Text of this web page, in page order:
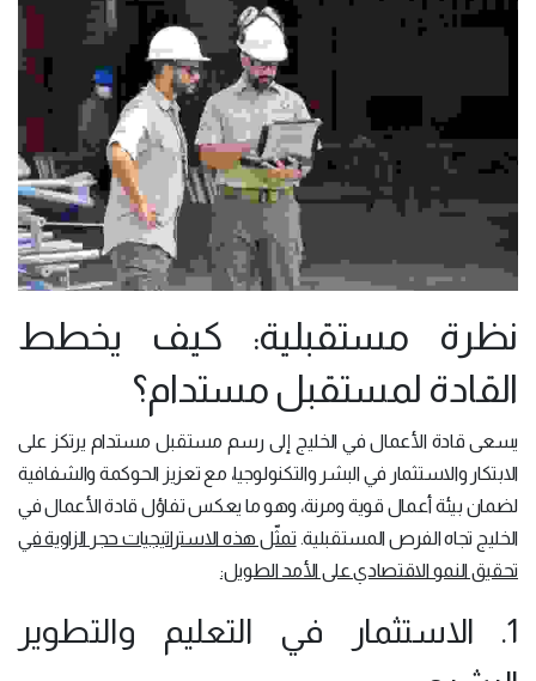
نظرة مستقبلية: كيف يخطط
القادة لمستقبل مستدام؟
يسعى قادة الأعمال في الخليج إلى رسم مستقبل مستدام يرتكز على
الابتكار والاستثمار في البشر والتكنولوجيا، مع تعزيز الحوكمة والشفافية
لضمان بيئة أعمال قوية ومرنة، وهو ما يعكس تفاؤل قادة الأعمال في
الخليج تجاه الفرص المستقبلية. تمثّل هذه الاستراتيجيات حجر الزاوية في
تحقيق النمو الاقتصادي على الأمد الطويل:
1. الاستثمار في التعليم والتطوير